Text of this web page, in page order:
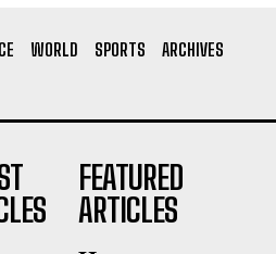
WORLD SPORTS
ARCHIVES
FEATURED
ARTICLES